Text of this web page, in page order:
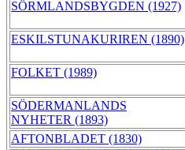
SÖRMLANDSBYGDEN (1927)
ESKILSTUNAKURIREN (1890)
FOLKET (1989)
SÖDERMANLANDS
NYHETER (1893)
AFTONBLADET (1830)